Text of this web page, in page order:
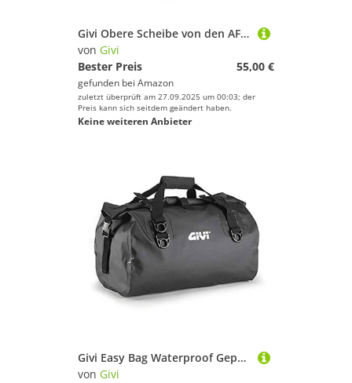
Givi Obere Scheibe von den AF... Scheiben
von Givi
Bester Preis
55,00 €
gefunden bei Amazon
zuletzt überprüft am 27.09.2025 um 00:03; der
Preis kann sich seitdem geändert haben.
Keine weiteren Anbieter
Givi Easy Bag Waterproof Gepäckrolle mit Tragegurt, BLACK
von Givi